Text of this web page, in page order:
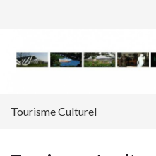
Tourisme Culturel